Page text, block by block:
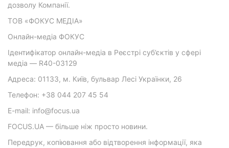
дозволу Компанії.
ТОВ «ФОКУС МЕДІА»
Онлайн-медіа ФОКУС
Ідентифікатор онлайн-медіа в Реєстрі суб’єктів у сфері
медіа — R40-03129
Адреса: 01133, м. Київ, бульвар Лесі Українки, 26
Телефон: +38 044 207 45 54
E-mail: info@focus.ua
FOCUS.UA — більше ніж просто новини.
Передрук, копіювання або відтворення інформації, яка